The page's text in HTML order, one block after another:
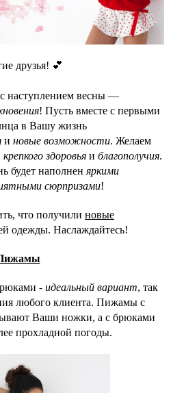
друзья! 💕
наступлением весны —
! Пусть вместе с первыми
в Вашу жизнь
и новые возможности. Желаем
крепкого здоровья и благополучия.
будет наполнен яркими
сюрпризами!
что получили новые
одежды. Наслаждайтесь!
- идеальный вариант, так
любого клиента. Пижамы с
Ваши ножки, а с брюками
прохладной погоды.